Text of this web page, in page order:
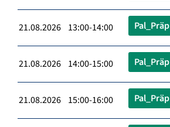
21.08.2026 13:00-14:00 Pal_Präp
21.08.2026 14:00-15:00 Pal_Präp
21.08.2026 15:00-16:00 Pal_Präp